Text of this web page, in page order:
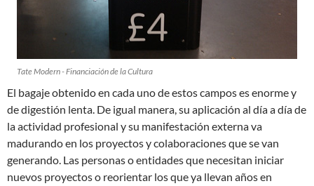
Tate Modern - Financiación de la Cultura
El bagaje obtenido en cada uno de estos campos es enorme y
de digestión lenta. De igual manera, su aplicación al día a día de
la actividad profesional y su manifestación externa va
madurando en los proyectos y colaboraciones que se van
generando. Las personas o entidades que necesitan iniciar
nuevos proyectos o reorientar los que ya llevan años en